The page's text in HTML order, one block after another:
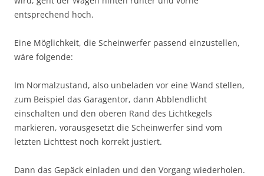
entsprechend hoch.
Eine Möglichkeit, die Scheinwerfer passend einzustellen,
wäre folgende:
Im Normalzustand, also unbeladen vor eine Wand stellen,
zum Beispiel das Garagentor, dann Abblendlicht
einschalten und den oberen Rand des Lichtkegels
markieren, vorausgesetzt die Scheinwerfer sind vom
letzten Lichttest noch korrekt justiert.
Dann das Gepäck einladen und den Vorgang wiederholen.